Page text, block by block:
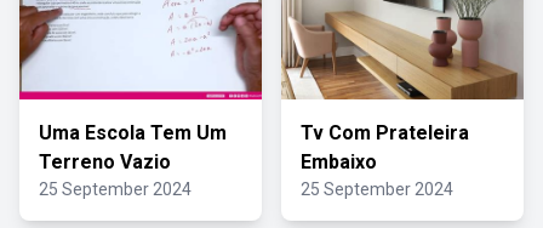
Uma Escola Tem Um
Terreno Vazio
25 September 2024
Tv Com Prateleira
Embaixo
25 September 2024